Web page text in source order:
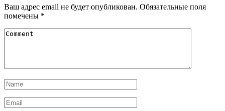
Ваш адрес email не будет опубликован. Обязательные поля
помечены *